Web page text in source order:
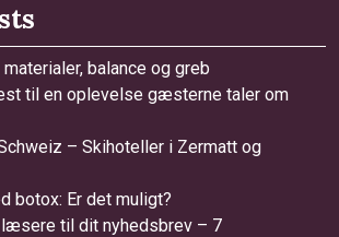
balance og greb
til en oplevelse gæsterne taler om
– Skihoteller i Zermatt og
botox: Er det muligt?
læsere til dit nyhedsbrev – 7